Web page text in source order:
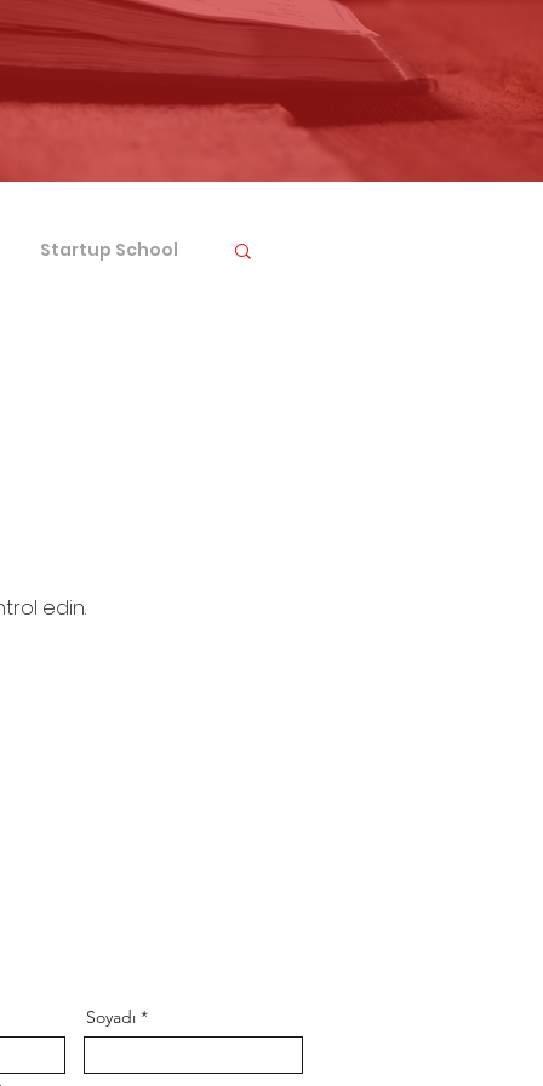
Startup School
edin.
Soyadı